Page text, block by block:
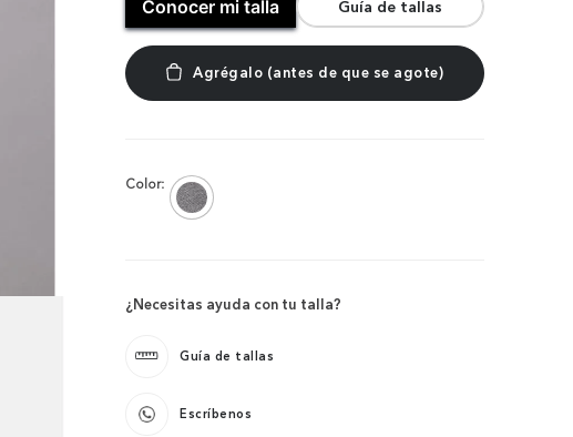
Conocer mi talla Guía de tallas
Color:
¿Necesitas ayuda con tu talla?
Guía de tallas
Escríbenos